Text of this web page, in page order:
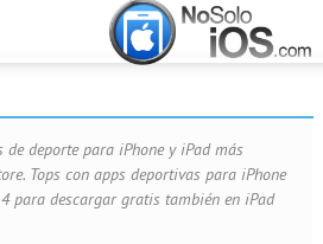
deporte para iPhone y iPad más
Tops con apps deportivas para iPhone
para descargar gratis también en iPad